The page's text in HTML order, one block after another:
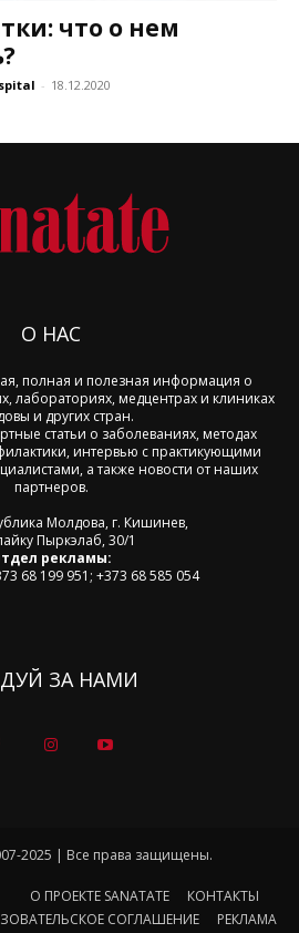
что о нем
- 18.12.2020
О НАС
полная и полезная информация о
лабораториях, медцентрах и клиниках
и других стран.
статьи о заболеваниях, методах
интервью с практикующими
а также новости от наших
партнеров.
Молдова, г. Кишинев,
Пыркэлаб, 30/1
рекламы:
68 199 951; +373 68 585 054
ЗА НАМИ
2025 | Все права защищены.
О ПРОЕКТЕ SANATATE
КОНТАКТЫ
СОГЛАШЕНИЕ
РЕКЛАМА